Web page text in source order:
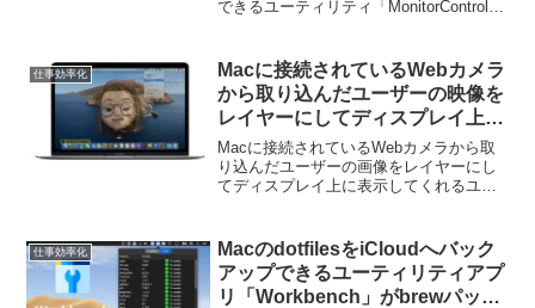
できるユーティリティ「MonitorControl
仕事効率化
Macに接続されているWebカメラ
から取り込んだユーザーの映像を
レイヤーにしてディスプレイ上に
表示してくれるユーティリティ
「Vidrio」が日本語に対応。
Macに接続されているWebカメラから取
り込んだユーザーの画像をレイヤーにし
てディスプレイ上に表示してくれるユー
仕事効率化
MacのdotfilesをiCloudへバック
アップできるユーティリティアプ
リ「Workbench」がbrewパッケ